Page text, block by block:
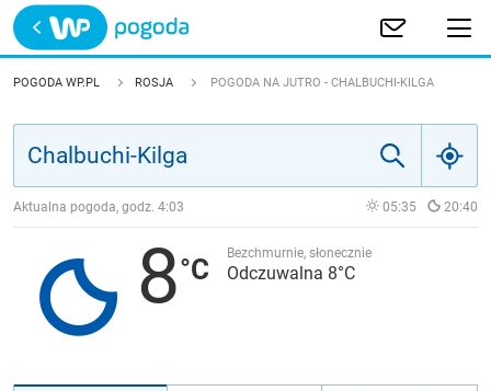
Trwa ładowanie
POLSKA
JAKOŚĆ POWIETRZA
POGODA WP.PL ROSJA POGODA NA JUTRO - CHALBUCHI-KILGA
Aktualna pogoda, godz. 4:03 05:35 20:40
8 Bezchmurnie, słonecznie
Odczuwalna 8°C